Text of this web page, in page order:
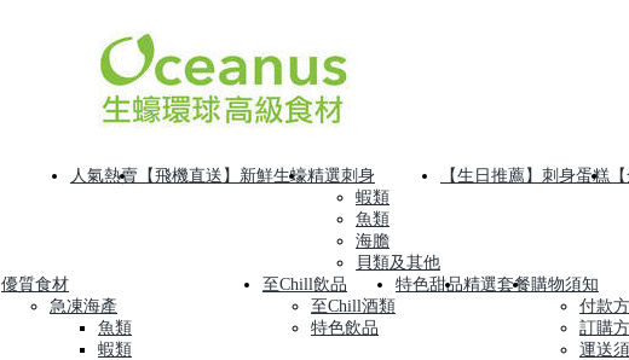
人氣熱賣 【飛機直送】新鮮生蠔精選刺身
蝦類
魚類
海膽
貝類及其他
【生日推薦】刺身蛋糕
優質食材
急凍海產
魚類
蝦類
至Chill飲品
至Chill酒類
特色飲品
特色甜品精選套餐購物須知
付款
訂購
運送